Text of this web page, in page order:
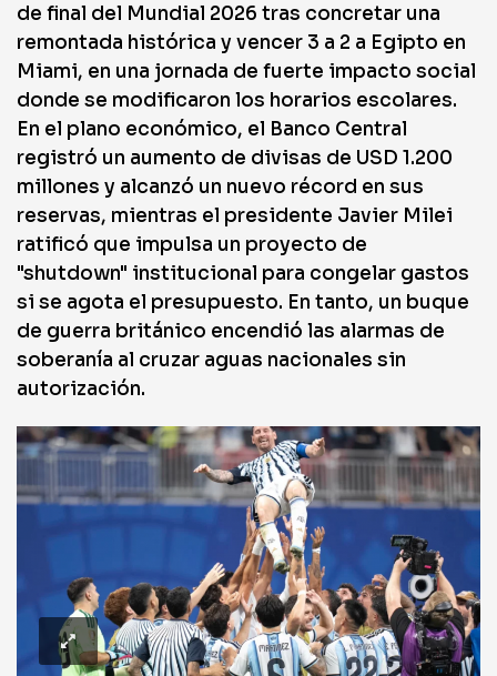
de final del Mundial 2026 tras concretar una
remontada histórica y vencer 3 a 2 a Egipto en
Miami, en una jornada de fuerte impacto social
donde se modificaron los horarios escolares.
En el plano económico, el Banco Central
registró un aumento de divisas de USD 1.200
millones y alcanzó un nuevo récord en sus
reservas, mientras el presidente Javier Milei
ratificó que impulsa un proyecto de
"shutdown" institucional para congelar gastos
si se agota el presupuesto. En tanto, un buque
de guerra británico encendió las alarmas de
soberanía al cruzar aguas nacionales sin
autorización.